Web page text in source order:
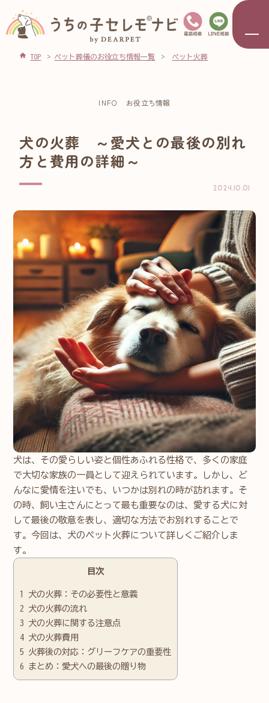
TOP ペット葬儀のお役立ち情報一覧 ペット火葬
INFO お役立ち情報
犬の火葬 ～愛犬との最後の別れ
方と費用の詳細～
2024.10.01
犬は、その愛らしい姿と個性あふれる性格で、多くの家庭
で大切な家族の一員として迎えられています。しかし、ど
んなに愛情を注いでも、いつかは別れの時が訪れます。そ
の時、飼い主さんにとって最も重要なのは、愛する犬に対
して最後の敬意を表し、適切な方法でお別れすることで
す。今回は、犬のペット火葬について詳しくご紹介しま
す。
目次
1
犬の火葬：その必要性と意義
2 犬の火葬の流れ
3 犬の火葬に関する注意点
4 犬の火葬費用
5 火葬後の対応：グリーフケアの重要性
6 まとめ：愛犬への最後の贈り物